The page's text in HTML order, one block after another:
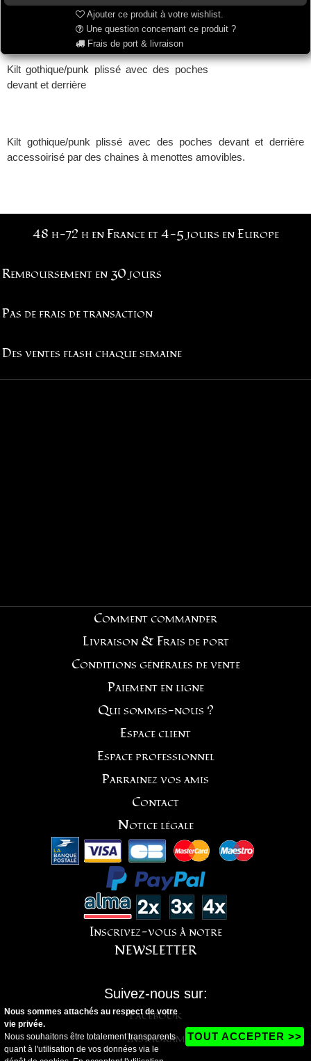
Ajouter ce produit à votre wishlist.
Une question concernant ce produit ?
Frais de port & livraison
Kilt gothique/punk plissé avec des poches
devant et derrière
Kilt gothique/punk plissé avec des poches devant et derrière
accessoirisé par des chaines à menottes amovibles.
48 h-72 h en France et 4-5 jours en Europe
Remboursement en 30 jours
Pas de frais de transaction
Des ventes flash chaque semaine
Comment commander
Livraison & Frais de port
Conditions générales de vente
Paiement en ligne
Qui sommes-nous ?
Espace client
Espace professionnel
Parrainez vos amis
Contact
Notice légale
Inscrivez-vous à notre
NEWSLETTER
Suivez-nous sur:
Facebook
Instagram
Nous sommes attachés au respect de votre
vie privée.
Nous souhaitons être totalement transparents
quant à l'utilisation de vos données via le
TOUT ACCEPTER >>